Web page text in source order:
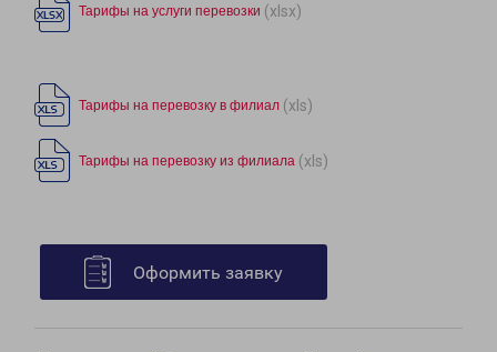
Тарифы на услуги перевозки (xlsx)
Тарифы на перевозку в филиал (xls)
Тарифы на перевозку из филиала (xls)
Оформить заявку